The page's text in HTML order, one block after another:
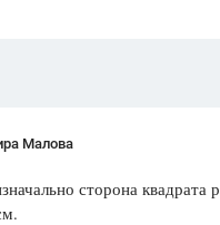
Малова
сторона квадрата